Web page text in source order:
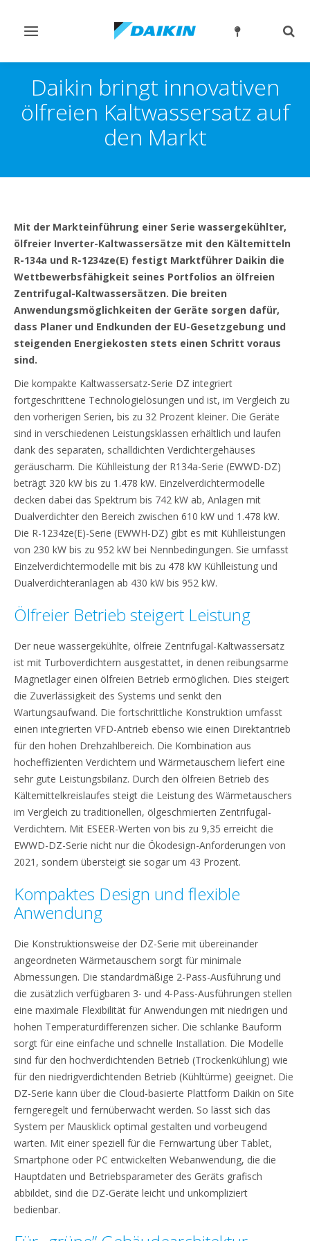
Navigation
Daikin bringt innovativen
ölfreien Kaltwassersatz auf
den Markt
Mit der Markteinführung einer Serie wassergekühlter,
ölfreier Inverter-Kaltwassersätze mit den Kältemitteln
R-134a und R-1234ze(E) festigt Marktführer Daikin die
Wettbewerbsfähigkeit seines Portfolios an ölfreien
Zentrifugal-Kaltwassersätzen. Die breiten
Anwendungsmöglichkeiten der Geräte sorgen dafür,
dass Planer und Endkunden der EU-Gesetzgebung und
steigenden Energiekosten stets einen Schritt voraus
sind.
Die kompakte Kaltwassersatz-Serie DZ integriert
fortgeschrittene Technologielösungen und ist, im Vergleich zu
den vorherigen Serien, bis zu 32 Prozent kleiner. Die Geräte
sind in verschiedenen Leistungsklassen erhältlich und laufen
dank des separaten, schalldichten Verdichtergehäuses
geräuscharm. Die Kühlleistung der R134a-Serie (EWWD-DZ)
beträgt 320 kW bis zu 1.478 kW. Einzelverdichtermodelle
decken dabei das Spektrum bis 742 kW ab, Anlagen mit
Dualverdichter den Bereich zwischen 610 kW und 1.478 kW.
Die R-1234ze(E)-Serie (EWWH-DZ) gibt es mit Kühlleistungen
von 230 kW bis zu 952 kW bei Nennbedingungen. Sie umfasst
Einzelverdichtermodelle mit bis zu 478 kW Kühlleistung und
Dualverdichteranlagen ab 430 kW bis 952 kW.
Ölfreier Betrieb steigert Leistung
Der neue wassergekühlte, ölfreie Zentrifugal-Kaltwassersatz
ist mit Turboverdichtern ausgestattet, in denen reibungsarme
Magnetlager einen ölfreien Betrieb ermöglichen. Dies steigert
die Zuverlässigkeit des Systems und senkt den
Wartungsaufwand. Die fortschrittliche Konstruktion umfasst
einen integrierten VFD-Antrieb ebenso wie einen Direktantrieb
für den hohen Drehzahlbereich. Die Kombination aus
hocheffizienten Verdichtern und Wärmetauschern liefert eine
sehr gute Leistungsbilanz. Durch den ölfreien Betrieb des
Kältemittelkreislaufes steigt die Leistung des Wärmetauschers
im Vergleich zu traditionellen, ölgeschmierten Zentrifugal-
Verdichtern. Mit ESEER-Werten von bis zu 9,35 erreicht die
EWWD-DZ-Serie nicht nur die Ökodesign-Anforderungen von
2021, sondern übersteigt sie sogar um 43 Prozent.
Kompaktes Design und flexible
Anwendung
Die Konstruktionsweise der DZ-Serie mit übereinander
angeordneten Wärmetauschern sorgt für minimale
Abmessungen. Die standardmäßige 2-Pass-Ausführung und
die zusätzlich verfügbaren 3- und 4-Pass-Ausführungen stellen
eine maximale Flexibilität für Anwendungen mit niedrigen und
hohen Temperaturdifferenzen sicher. Die schlanke Bauform
sorgt für eine einfache und schnelle Installation. Die Modelle
sind für den hochverdichtenden Betrieb (Trockenkühlung) wie
für den niedrigverdichtenden Betrieb (Kühltürme) geeignet. Die
DZ-Serie kann über die Cloud-basierte Plattform Daikin on Site
ferngeregelt und fernüberwacht werden. So lässt sich das
System per Mausklick optimal gestalten und vorbeugend
warten. Mit einer speziell für die Fernwartung über Tablet,
Smartphone oder PC entwickelten Webanwendung, die die
Hauptdaten und Betriebsparameter des Geräts grafisch
abbildet, sind die DZ-Geräte leicht und unkompliziert
bedienbar.